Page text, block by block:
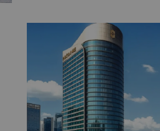
评国家5A级旅游景区。
“中华第一高瀑” 百丈漈 ，其中百丈
平方千米，具有瀑雄、峰奇、湖秀、
南麂列岛国家级海洋自然保护区（距
南麂列岛国家级海洋自然保护区坐
海洋生物群落保护区，也是受联合
乌岩森林自然保护区（距酒店约2小时
乌岩森林自然保护区位于温州市西南
青山掩映，潺潺溪流，飞流直下和绿
景，是绝佳的度假胜地。
详细路线， 请联系礼宾部